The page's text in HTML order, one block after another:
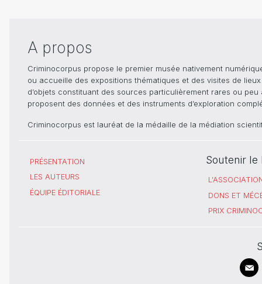
A propos
Criminocorpus propose le premier musée nativement
ou accueille des expositions thématiques et des visites de
d’objets constituant des sources particulièrement rares ou
proposent des données et des instruments d’exploration
Criminocorpus est lauréat de la médaille de la médiation
PRÉSENTATION
LES AUTEURS
ÉQUIPE ÉDITORIALE
Soutenir le
DONS ET
PRIX